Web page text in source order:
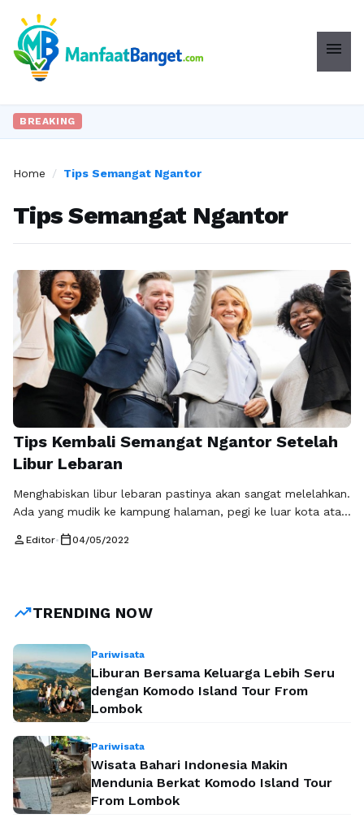
menu
BREAKING
Home / Tips Semangat Ngantor
Tips Semangat Ngantor
Tips Kembali Semangat Ngantor Setelah
Libur Lebaran
Menghabiskan libur lebaran pastinya akan sangat melelahkan.
Ada yang mudik ke kampung halaman, pegi ke luar kota atau
berkunjung ke rumah sanak saudara, atau sekadar bermalas-
person Editor• calendar_today04/05/2022
trending_upTRENDING NOW
Pariwisata
Liburan Bersama Keluarga Lebih Seru
dengan Komodo Island Tour From
Lombok
Pariwisata
Wisata Bahari Indonesia Makin
Mendunia Berkat Komodo Island Tour
From Lombok